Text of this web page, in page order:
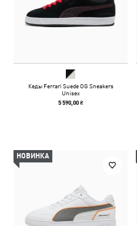
Кеды Ferrari Suede OG Sneakers
Unisex
5 590,00 ₴
НОВИНКА